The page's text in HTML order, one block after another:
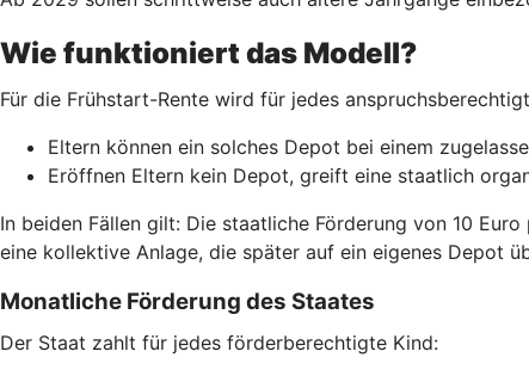
Wie funktioniert das Modell?
Für die Frühstart-Rente wird für jedes
Eltern können ein solches Depot bei einem
Eröffnen Eltern kein Depot, greift eine staatlich
In beiden Fällen gilt: Die staatliche Förderung von 10
eine kollektive Anlage, die später auf ein eigenes Depot
Monatliche Förderung des Staates
Der Staat zahlt für jedes förderberechtigte Kind: